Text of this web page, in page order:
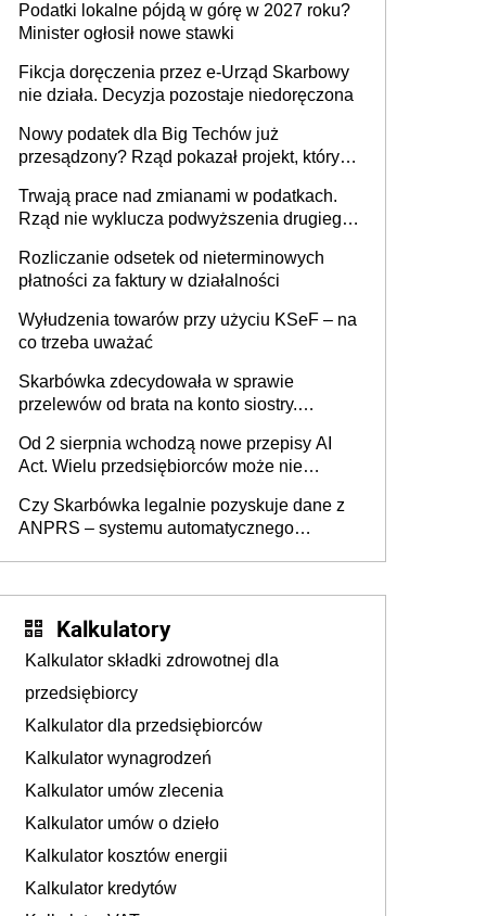
umowy cywilnoprawnej jedynym
racjonalnym wyjściem
Podatki lokalne pójdą w górę w 2027 roku?
Minister ogłosił nowe stawki
Fikcja doręczenia przez e-Urząd Skarbowy
nie działa. Decyzja pozostaje niedoręczona
Nowy podatek dla Big Techów już
przesądzony? Rząd pokazał projekt, który
Trwają prace nad zmianami w podatkach.
Rząd nie wyklucza podwyższenia drugiego
Rozliczanie odsetek od nieterminowych
płatności za faktury w działalności
Wyłudzenia towarów przy użyciu KSeF – na
co trzeba uważać
Skarbówka zdecydowała w sprawie
przelewów od brata na konto siostry.
darowizna, ale podatku jednak nie będzie
Od 2 sierpnia wchodzą nowe przepisy AI
Act. Wielu przedsiębiorców może nie
Czy Skarbówka legalnie pozyskuje dane z
ANPRS – systemu automatycznego
Kalkulatory
Kalkulator składki zdrowotnej dla
przedsiębiorcy
Kalkulator dla przedsiębiorców
Kalkulator wynagrodzeń
Kalkulator umów zlecenia
Kalkulator umów o dzieło
Kalkulator kosztów energii
Kalkulator kredytów